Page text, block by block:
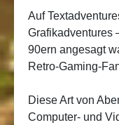
Auf
Grafikadventures
90ern angesagt
Retro-Gaming-
Diese Art von
Computer- und